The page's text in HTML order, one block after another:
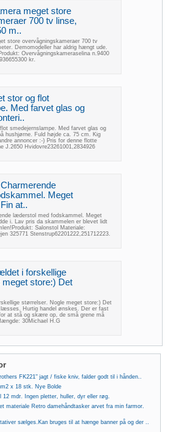
meget store
700 tv linse,
m..
store overvågningskameraer 700 tv
Demomodeller har aldrig hængt ude.
Overvågningskameraselina n.9400
kr.
stor og flot
Med farvet glas og
smedejernslampe. Med farvet glas og
hushjørne. Fuld højde ca. 75 cm. Kig
annoncer :-) Pris for denne flotte
J.2650 Hvidovre23261001,2834926
Meget
at..
læderstol med fodskammel. Meget
i. Lav pris da skammelen er blevet lidt
Salonstol Materiale:
325771 Stenstrup62201222,251712223.
i forskellige
store:) Det
størrelser. Nogle meget store:) Det
læsses. Hurtig handel ønskes. Der er fast
at stå og skære op, de små grene må
30Michael H.G
FK221" jagt / fiske kniv, falder godt til i hånden..
x 18 stk. Nye Bolde
mdr. Ingen pletter, huller, dyr eller røg.
materiale Retro damehåndtasker arvet fra min farmor.
sælges.Kan bruges til at hænge banner på og der ..